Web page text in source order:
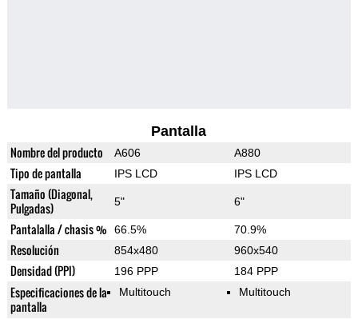
Pantalla
Nombre del producto A606 A880
Tipo de pantalla IPS LCD IPS LCD
Tamaño (Diagonal,
Pulgadas)
5" 6"
Pantalalla / chasis % 66.5% 70.9%
Resolución 854x480 960x540
Densidad (PPI) 196 PPP 184 PPP
Especificaciones de la
pantalla
Multitouch Multitouch